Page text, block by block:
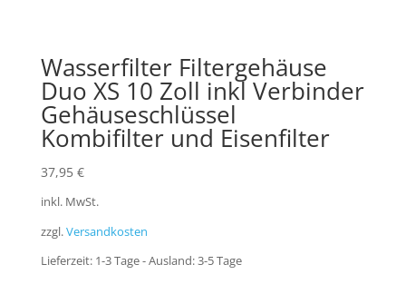
Wasserfilter Filtergehäuse
Duo XS 10 Zoll inkl Verbinder
Gehäuseschlüssel
Kombifilter und Eisenfilter
37,95 €
inkl. MwSt.
zzgl.Versandkosten
Lieferzeit: 1-3 Tage - Ausland: 3-5 Tage